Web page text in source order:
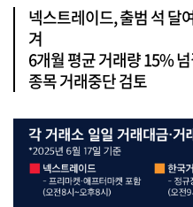
넥스트레이드, 출범 석 달
겨
6개월 평균 거래량 15%
종목 거래중단 검토